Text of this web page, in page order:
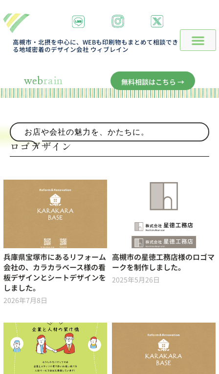
高槻市・北摂を中心に、WEBも印刷物もまとめて相談でき
る地域密着のデザイン会社 ウィブレイン
webrain 無料相談はこちら →
お店や会社の魅力を、かたちに。
ロゴデザイン
兵庫県宝塚市にあるリフォーム
会社の、カラカラベース様の看
板デザインとシートデザインを
しました。
2026年7月8日
高槻市の星徳工務店様のロゴマ
ークを制作しました。
2025年5月26日